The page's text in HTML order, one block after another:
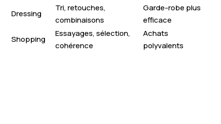
Dressing
Tri, retouches,
combinaisons
Garde-robe plus
efficace
Shopping
Essayages, sélection,
cohérence
Achats
polyvalents